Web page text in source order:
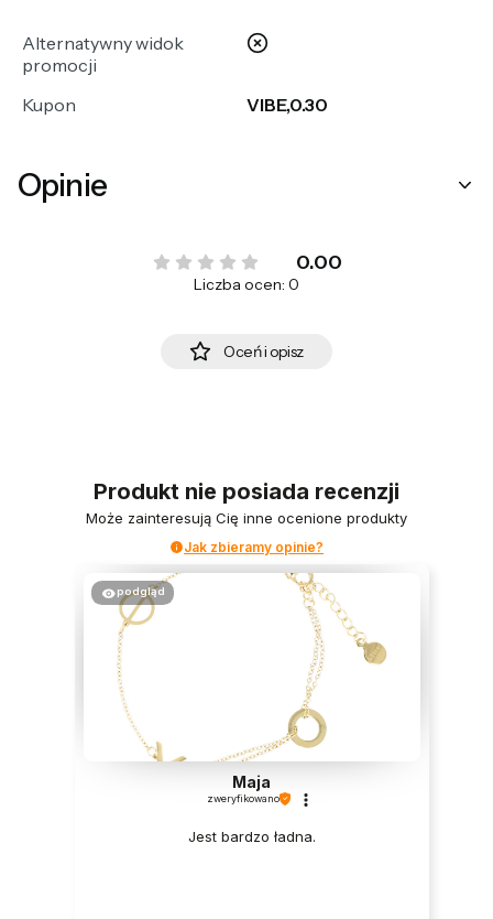
Alternatywny widok
promocji
nie
Kupon VIBE,0.30
Opinie
0.00
Liczba ocen: 0
Oceń i opisz
Produkt nie posiada recenzji
Może zainteresują Cię inne ocenione produkty
Jak zbieramy opinie?
podgląd
Maja
zweryfikowano
Jest bardzo ładna.